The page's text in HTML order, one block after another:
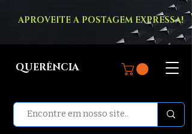
APROVEITE A POSTAGEM EXPRESSA!
QUERÊNCIA